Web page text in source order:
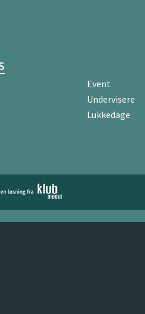
Event
Undervisere
Lukkedage